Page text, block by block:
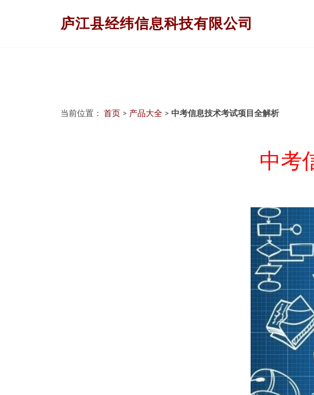
庐江县经纬信息科技有限公司
当前位置： 首页 > 产品大全 > 中考信息技术考试项目全解析
中考